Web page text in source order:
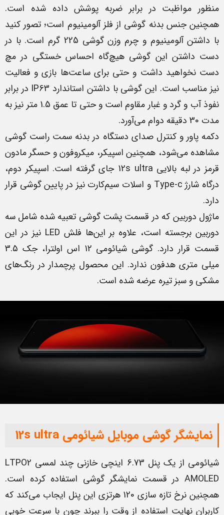
منظور مواظبت در برابر ضربه پوشش داده شده است.
همچنین جنس بدنه گوشی از فلز آلومینیوم است؛ تصور کنید
با داشتن آلومینیوم و چرم وزن گوشی 225 گرم است. با در
دست داشتن این گوشی هیچ‌گاه احساس خستگی در مچ
دست نخواهید داشت و حتی برای ساعت‌ها بازی و فعالیت
نیز مناسب است. این گوشی با داشتن استاندارد IP63 در برابر
نفوذ آب و گرد و غبار مقاوم است و حتی تا عمق 1.5 متر نیز به
مدت 30 دقیقه دوام می‌آورد.
دکمه پاور و کنترل صدای دستگاه در بدنه سمت راست گوشی
مشاهده می‌شود، همچنین اسپیکر، میکروفون و حسگر مادون
قرمز در لبه بالایی 12s ultra جای گرفته است. اسپیکر دوم،
درگاه شارژ Type-c و اسلات سیم‌کارت نیز در پایین گوشی قرار
دارد.
ماژول دوربین که در قسمت پشت گوشی تعبیه شده شامل سه
دوربین‌ برجسته است، علاوه بر این‌ها فلش LED نیز در این
قسمت قرار دارد. گوشی شیائومی 12 اس اولترا، جک 3.5
میلی متری هدفون ندارد. این محصول پرچمدار در رنگ‌های
مشکی و سبز تیره عرضه شده است.
نمایشگر گوشی موبایل شیائومی 12s ultra
شیائومی از یک پنل 6.73 اینچی خازنی چند لمسی LTPO2
AMOLED در قسمت نمایشگر گوشی استفاده کرده است.
همچنین نرخ تازه سازی 120 هرتزی این پنل ایجاب می‌کند که
کاربران نهایت استفاده از وقت را ببرند چون با سرعت خوبی